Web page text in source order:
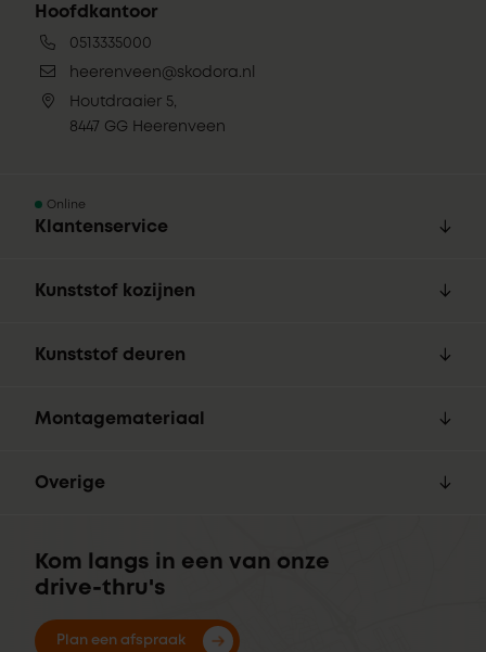
Hoofdkantoor
0513335000
heerenveen@skodora.nl
Houtdraaier 5,
8447 GG Heerenveen
Online
Klantenservice
Kunststof kozijnen
Kunststof deuren
Montagemateriaal
Overige
Kom langs in een van onze
drive-thru's
Plan een afspraak